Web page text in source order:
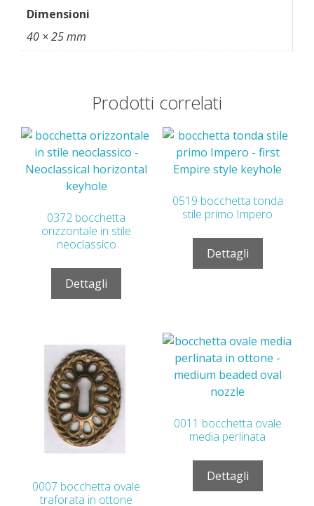
Dimensioni
40 × 25 mm
Prodotti correlati
0372 bocchetta
orizzontale in stile
neoclassico
Dettagli
0519 bocchetta tonda
stile primo Impero
Dettagli
0007 bocchetta ovale
traforata in ottone
0011 bocchetta ovale
media perlinata
Dettagli